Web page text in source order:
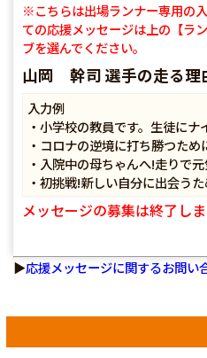
※こちらは出場ランナー専用の
ての応援メッセージは上の【ラ
ブを選んでください。
山岡 幹司 選手の走る理
入力例
・小学校の教員です。生徒に
・コロナの逆境に打ち勝つた
・入院中の母ちゃんへ!走りで
・初挑戦!新しい自分に出会う
メッセージの募集は終了しま
▶応援メッセージに関するお問い